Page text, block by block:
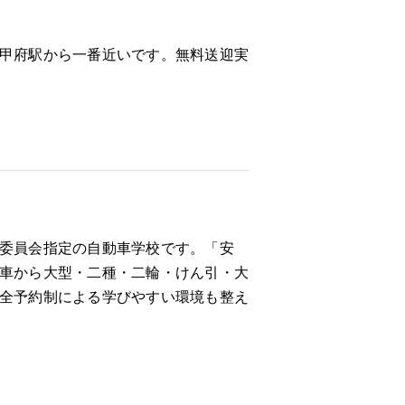
府駅から一番近いです。無料送迎実
員会指定の自動車学校です。「安
から大型・二種・二輪・けん引・大
予約制による学びやすい環境も整え